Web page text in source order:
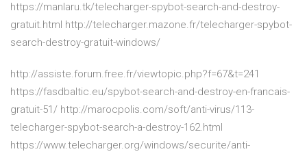
https://manlaru.tk/telecharger-spybot-search-and-destroy-
gratuit.html http://telecharger.mazone.fr/telecharger-spybot-
search-destroy-gratuit-windows/
http://assiste.forum.free.fr/viewtopic.php?f=67&t=241
https://fasdbaltic.eu/spybot-search-and-destroy-en-francais-
gratuit-51/ http://marocpolis.com/soft/anti-virus/113-
telecharger-spybot-search-a-destroy-162.html
https://www.telecharger.org/windows/securite/anti-